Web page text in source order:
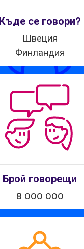
Къде се говори?
Швеция
Финландия
Брой говорещи
8 000 000